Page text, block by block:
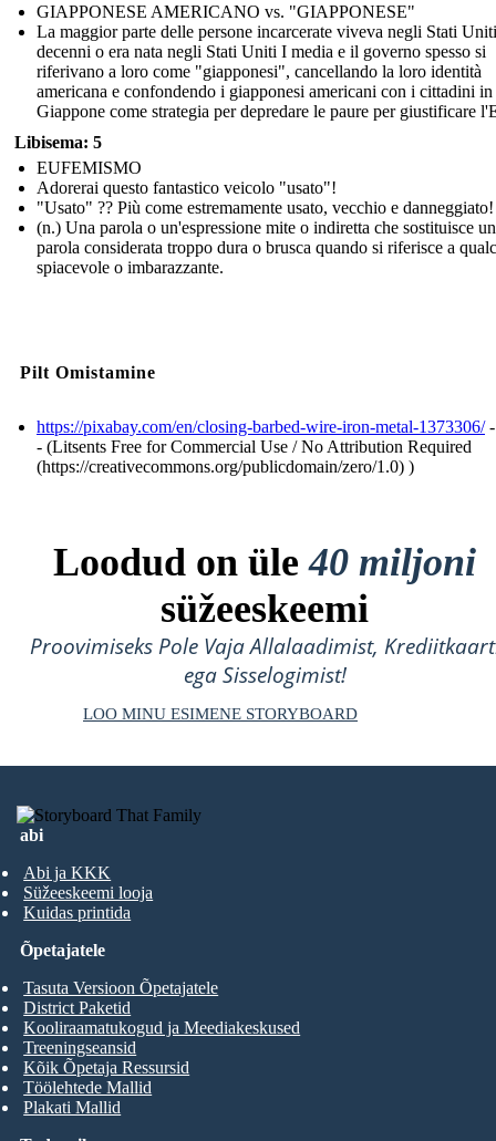
GIAPPONESE AMERICANO vs. "GIAPPONESE"
La maggior parte delle persone incarcerate viveva negli Stati
decenni o era nata negli Stati Uniti I media e il governo spesso si
riferivano a loro come "giapponesi", cancellando la loro identità
americana e confondendo i giapponesi americani con i cittadini in
Giappone come strategia per depredare le paure per giustificare
Libisema: 5
EUFEMISMO
Adorerai questo fantastico veicolo "usato"!
"Usato" ?? Più come estremamente usato, vecchio e danneggiato!
(n.) Una parola o un'espressione mite o indiretta che sostituisce
parola considerata troppo dura o brusca quando si riferisce a
spiacevole o imbarazzante.
Pilt Omistamine
https://pixabay.com/en/closing-barbed-wire-iron-metal-1373306/-
- (Litsents Free for Commercial Use / No Attribution Required
(https://creativecommons.org/publicdomain/zero/1.0) )
Loodud on üle40 miljoni
süžeeskeemi
Proovimiseks Pole Vaja Allalaadimist,
ega Sisselogimist!
LOO MINU ESIMENE STORYBOARD
abi
Abi ja KKK
Süžeeskeemi looja
Kuidas printida
Õpetajatele
Tasuta Versioon Õpetajatele
District Paketid
Kooliraamatukogud ja Meediakeskused
Treeningseansid
Kõik Õpetaja Ressursid
Töölehtede Mallid
Plakati Mallid